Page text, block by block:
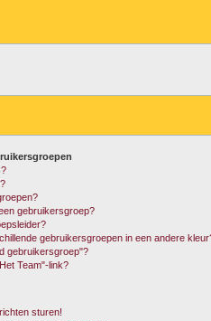
gebruikersgroep?
gebruikersgroepen in een andere
gebruikersgroep"?
Team"-link?
sturen!